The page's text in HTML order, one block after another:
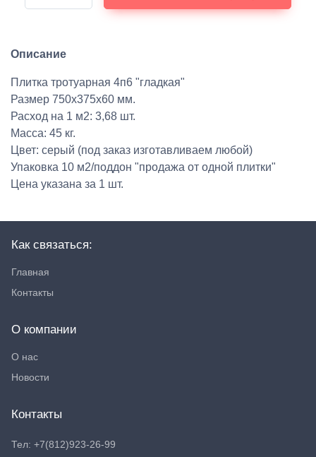
Описание
Плитка тротуарная 4п6 "гладкая"
Размер 750х375х60 мм.
Расход на 1 м2: 3,68 шт.
Масса: 45 кг.
Цвет: серый (под заказ изготавливаем любой)
Упаковка 10 м2/поддон "продажа от одной плитки"
Цена указана за 1 шт.
Как связаться:
Главная
Контакты
О компании
О нас
Новости
Контакты
Тел: +7(812)923-26-99